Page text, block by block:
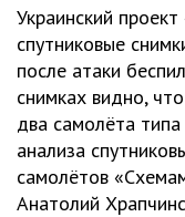
Украинский
спутниковые
после атаки
снимках видно,
два самолёта
анализа
самолётов
Анатолий